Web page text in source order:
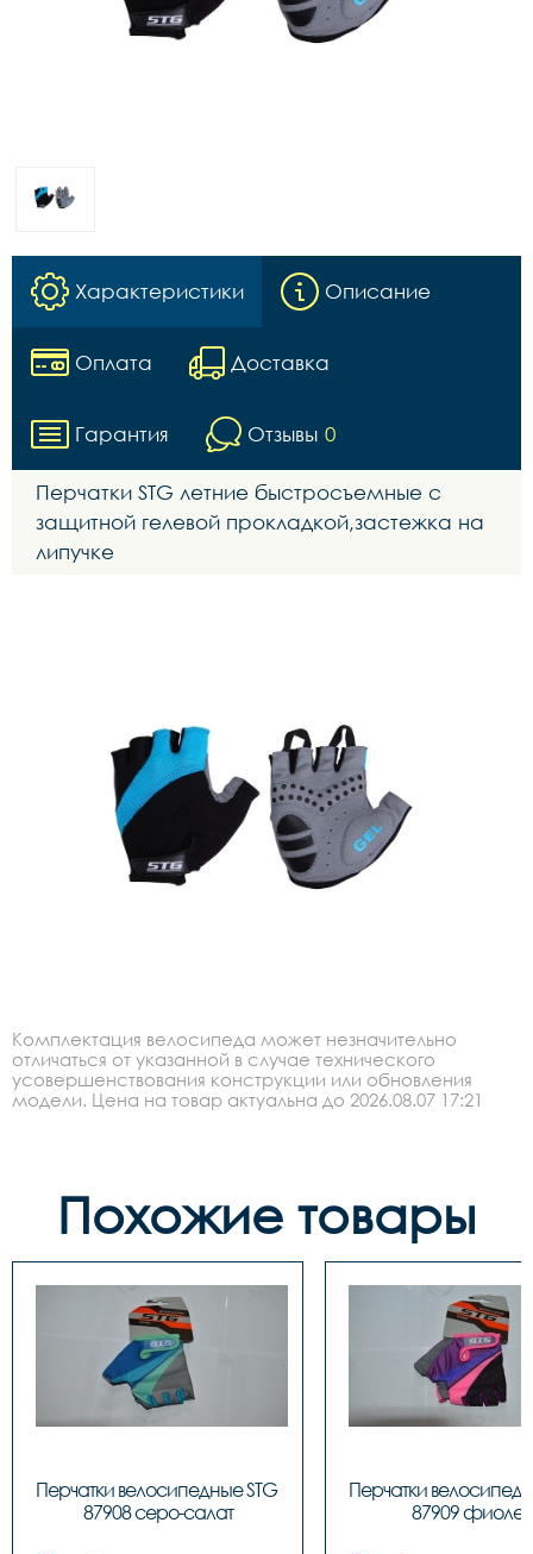
Характеристики Описание
Оплата Доставка
Гарантия Отзывы 0
Перчатки STG летние быстросъемные с
защитной гелевой прокладкой,застежка на
липучке
Комплектация велосипеда может незначительно
отличаться от указанной в случае технического
усовершенствования конструкции или обновления
модели. Цена на товар актуальна до 2026.08.07 17:21
Похожие товары
Перчатки велосипедные STG
87908 серо-салат
Перчатки
87909 фиолет